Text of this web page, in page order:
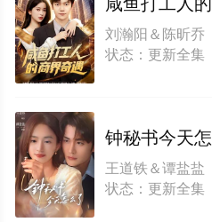
刘瀚阳＆陈昕乔
状态：更新全集
钟秘书今天
王道铁＆谭盐盐
状态：更新全集